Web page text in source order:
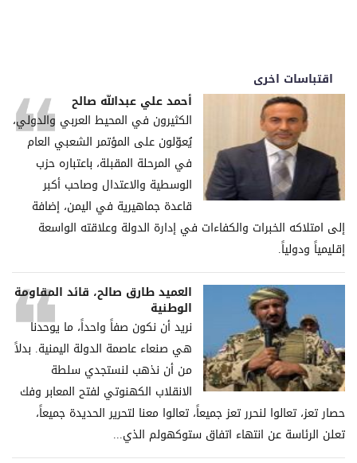
اقتباسات اخرى
أحمد علي عبدالله صالح
الكثيرون في المحيط العربي والدولي،
يُعوّلون على المؤتمر الشعبي العام
في المرحلة المقبلة، باعتباره حزب
الوسطية والاعتدال وصاحب أكبر
قاعدة جماهيرية في اليمن، إضافة
إلى امتلاكه الخبرات والكفاءات في إدارة الدولة وعلاقته الواسعة
إقليمياً ودولياً.
العميد طارق صالح، قائد المقاومة
الوطنية
نريد أن نكون صفاً واحداً، ما يوحدنا
هي صنعاء عاصمة الدولة اليمنية. بدلاً
من أن نذهب لنستجدي سلطة
الانقلاب الكهنوتي لفتح المعابر وفك
حصار تعز، تعالوا لنحرر تعز جميعاً، تعالوا معنا لتحرير الحديدة جميعاً،
تعلن الرئاسة عن انتهاء اتفاق ستوكهولم الذي...